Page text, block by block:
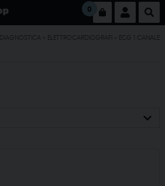
0
DIAGNOSTICA ELETTROCARDIOGRAFI ECG 1 CANALE